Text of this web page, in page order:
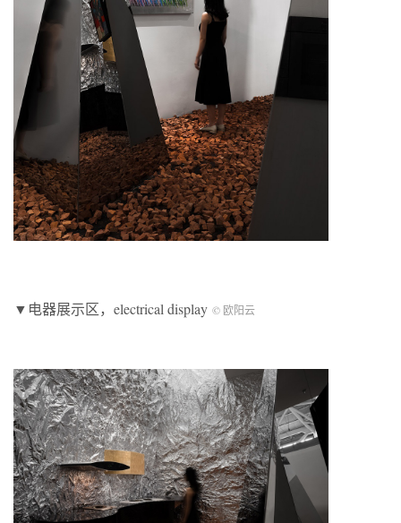
▼电器展示区，electrical display © 欧阳云